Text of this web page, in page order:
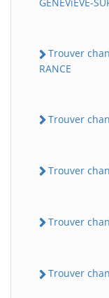
Trouver
RANCE
Trouver
Trouver
Trouver
Trouver